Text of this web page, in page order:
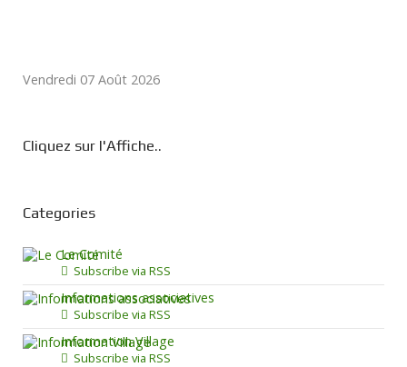
Vendredi 07 Août 2026
Cliquez sur l'Affiche..
Categories
Le Comité
Subscribe via RSS
Informations associatives
Subscribe via RSS
Information Village
Subscribe via RSS